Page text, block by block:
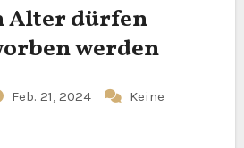
Alter dürfen
werden
Feb. 21, 2024
Keine